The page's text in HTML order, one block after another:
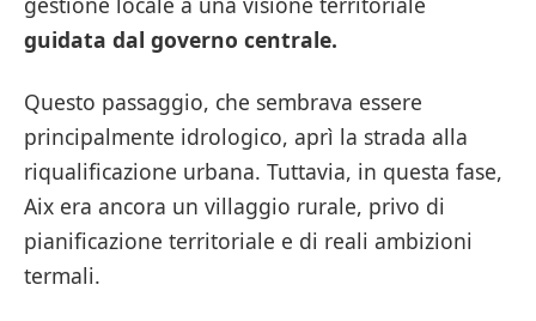
guidata dal governo centrale.
Questo passaggio, che sembrava essere
principalmente idrologico, aprì la strada alla
riqualificazione urbana. Tuttavia, in questa fase,
Aix era ancora un villaggio rurale, privo di
pianificazione territoriale e di reali ambizioni
termali.